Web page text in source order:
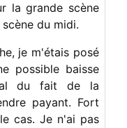
la grande scène
du midi.
je m'étais posé
possible baisse
du fait de la
payant. Fort
cas. Je n'ai pas